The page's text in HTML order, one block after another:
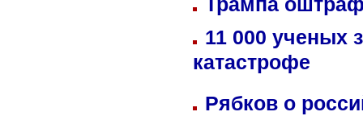
Трампа
11 000 ученых
катастрофе
Рябков о